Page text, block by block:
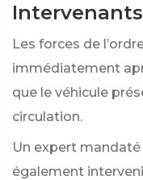
Intervenants
Les forces de
immédiatement
que le véhicule
circulation.
Un expert
également